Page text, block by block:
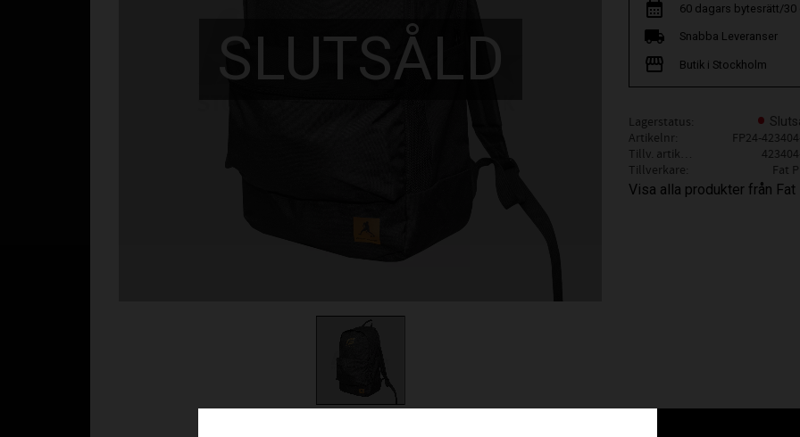
SLUTSÅLD
60 dagars bytesrätt/
Snabba Leveranser
Butik i Stockholm
Lagerstatus
Artikelnr
FP24-
Tillv. artikelnr
Tillverkare
Fat
Visa alla produkter från